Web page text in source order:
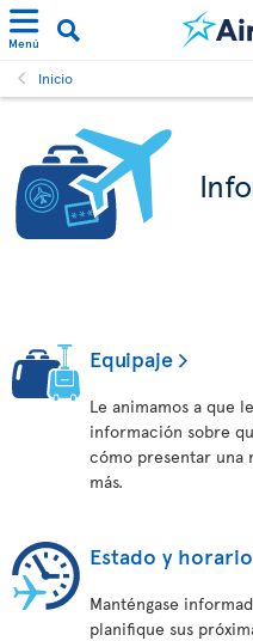
Menú
Inicio
Equipaje
Le animamos a que
información sobre
cómo presentar una
más.
Estado y
Manténgase
planifique sus